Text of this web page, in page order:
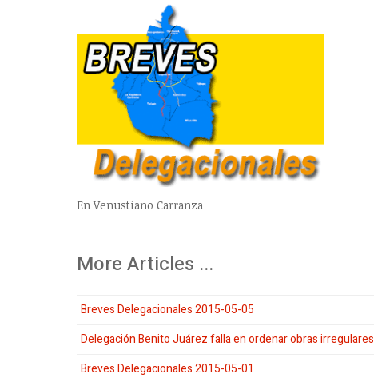
En Venustiano Carranza
More Articles ...
Breves Delegacionales 2015-05-05
Delegación Benito Juárez falla en ordenar obras irregulares
Breves Delegacionales 2015-05-01